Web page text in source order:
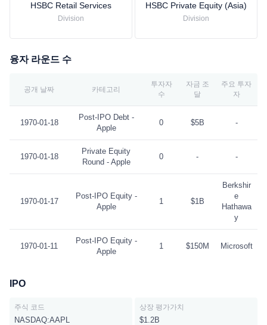
HSBC Retail Services
Division
HSBC Private Equity (Asia)
Division
융자 라운드 수
공개 날짜 카테고리
투자자
수
자금 조
달
주요 투자
자
1970-01-18
Post-IPO Debt -
Apple
0 $5B -
1970-01-18
Private Equity
Round - Apple
0 - -
1970-01-17
Post-IPO Equity -
Apple
1 $1B
Berkshir
e
Hathawa
y
1970-01-11
Post-IPO Equity -
Apple
1 $150M Microsoft
IPO
주식 코드
NASDAQ:AAPL
상장 평가가치
$1.2B